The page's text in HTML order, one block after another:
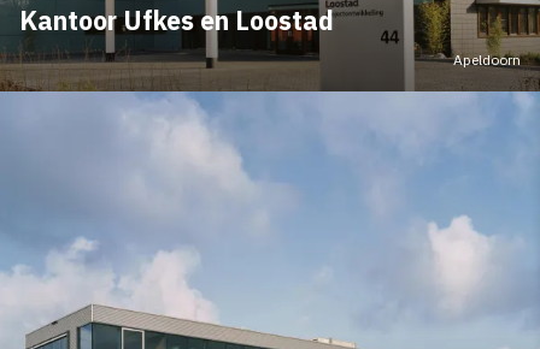
Kantoor Ufkes en Loostad
Apeldoorn